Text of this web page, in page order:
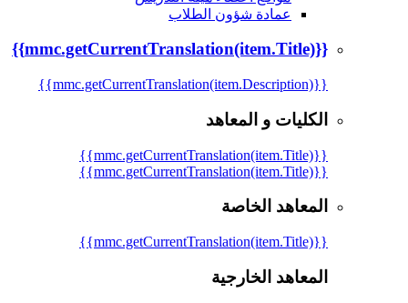
عمادة شؤون الطلاب
{{mmc.getCurrentTranslation(item.Title)}}
{{mmc.getCurrentTranslation(item.Description)}}
الكليات و المعاهد
{{mmc.getCurrentTranslation(item.Title)}}
{{mmc.getCurrentTranslation(item.Title)}}
المعاهد الخاصة
{{mmc.getCurrentTranslation(item.Title)}}
المعاهد الخارجية